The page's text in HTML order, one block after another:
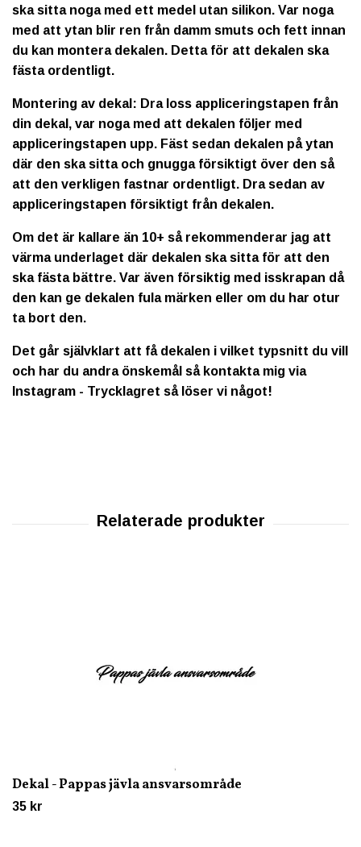
ska sitta noga med ett medel utan silikon. Var noga
med att ytan blir ren från damm smuts och fett innan
du kan montera dekalen. Detta för att dekalen ska
fästa ordentligt.
Montering av dekal: Dra loss appliceringstapen från
din dekal, var noga med att dekalen följer med
appliceringstapen upp. Fäst sedan dekalen på ytan
där den ska sitta och gnugga försiktigt över den så
att den verkligen fastnar ordentligt. Dra sedan av
appliceringstapen försiktigt från dekalen.
Om det är kallare än 10+ så rekommenderar jag att
värma underlaget där dekalen ska sitta för att den
ska fästa bättre. Var även försiktig med isskrapan då
den kan ge dekalen fula märken eller om du har otur
ta bort den.
Det går självklart att få dekalen i vilket typsnitt du vill
och har du andra önskemål så kontakta mig via
Instagram - Trycklagret så löser vi något!
Dekal - Pappas jävla ansvarsområde
35 kr